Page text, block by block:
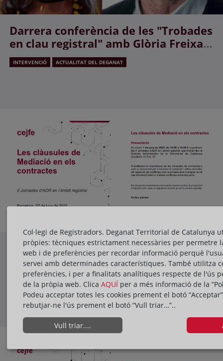
Darrera conferència de les "Trobades
en clau registral" amb Glòria Freixa i
Joaquim Jubert, Diputats del
Parlament de Cataluña JuntsxCat.
INTERVENCIÓ ACTUALITAT DEL DEGANAT
SAVE THE DATE – 07/06/2023 – II
JORNADES D’ADR EN L’ÀMBIT
REGISTRAL: Les clàusules de
Mediació en els contractes
07/06/2023
PRESENTACIÓ
Col·legi de Registradors. Deganat Territorial de Catalunya
pròpies: tècniques estrictament necessàries per permetre
web i de preferències per recordar informació perquè
servei amb determinades característiques. També utilitza
preferències, i per a finalitats analítiques respecte de l'ús
de la pròpia web. Clica AQUÍ per a més informació de la
Podeu acceptar totes les cookies prement el botó
rebutjar-ne l'ús prement el botó “Vull triar…”..
Vull triar....